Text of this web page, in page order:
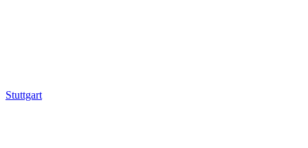
Stuttgart